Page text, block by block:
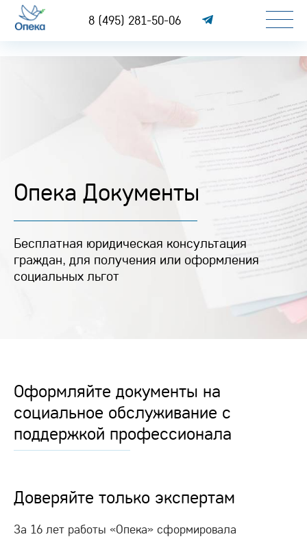
8 (495) 281-50-06
Опека Документы
Бесплатная юридическая консультация
граждан, для получения или оформления
социальных льгот
Оформляйте документы на
социальное обслуживание с
поддержкой профессионала
Доверяйте только экспертам
За 16 лет работы «Опека» сформировала